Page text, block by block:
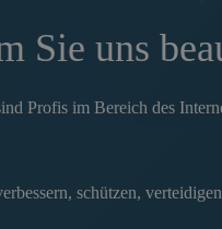
Sie uns
Profis im Bereich des
schützen,